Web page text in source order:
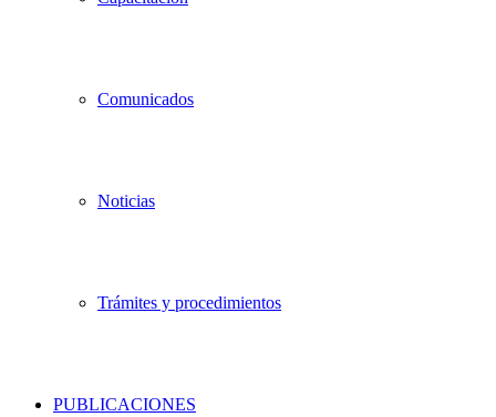
Comunicados
Noticias
Trámites y procedimientos
PUBLICACIONES